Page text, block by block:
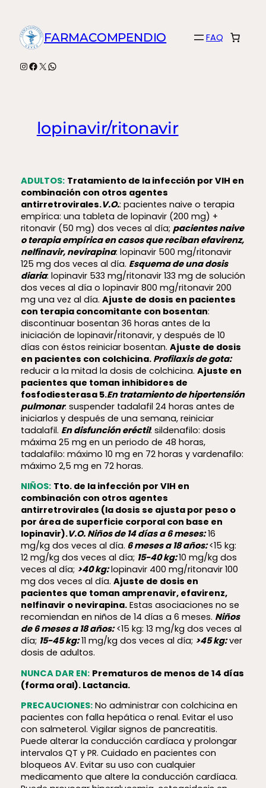
contenidoFARMACOMPENDIO FAQ
Instagram
Facebook
X WhatsApp
lopinavir/ritonavir
ADULTOS: Tratamiento de la infección por VIH en
combinación con otros agentes
antirretrovirales.V.O.: pacientes naive o terapia
empírica: una tableta de lopinavir (200 mg) +
ritonavir (50 mg) dos veces al día; pacientes naive
o terapia empírica en casos que reciban efavirenz,
nelfinavir, nevirapina: lopinavir 500 mg/ritonavir
125 mg dos veces al día. Esquema de una dosis
diaria: lopinavir 533 mg/ritonavir 133 mg de solución
dos veces al día o lopinavir 800 mg/ritonavir 200
mg una vez al día. Ajuste de dosis en pacientes
con terapia concomitante con bosentan:
discontinuar bosentan 36 horas antes de la
iniciación de lopinavir/ritonavir, y después de 10
días con éstos reiniciar bosentan. Ajuste de dosis
en pacientes con colchicina. Profilaxis de gota:
reducir a la mitad la dosis de colchicina. Ajuste en
pacientes que toman inhibidores de
fosfodiesterasa 5.En tratamiento de hipertensión
pulmonar: suspender tadalafil 24 horas antes de
iniciarlos y después de una semana, reiniciar
tadalafil. En disfunción eréctil: sildenafilo: dosis
máxima 25 mg en un periodo de 48 horas,
tadalafilo: máximo 10 mg en 72 horas y vardenafilo:
máximo 2,5 mg en 72 horas.
NIÑOS: Tto. de la infección por VIH en
combinación con otros agentes
antirretrovirales (la dosis se ajusta por peso o
por área de superficie corporal con base en
lopinavir).V.O. Niños de 14 días a 6 meses:16
mg/kg dos veces al día. 6 meses a 18 años:<15 kg:
12 mg/kg dos veces al día; 15-40 kg:10 mg/kg dos
veces al día; >40 kg:lopinavir 400 mg/ritonavir 100
mg dos veces al día. Ajuste de dosis en
pacientes que toman amprenavir, efavirenz,
nelfinavir o nevirapina.Estas asociaciones no se
recomiendan en niños de 14 días a 6 meses. Niños
de 6 meses a 18 años:<15 kg: 13 mg/kg dos veces al
día; 15-45 kg:11 mg/kg dos veces al día; >45 kg:ver
dosis de adultos.
NUNCA DAR EN: Prematuros de menos de 14 días
(forma oral). Lactancia.
PRECAUCIONES:No administrar con colchicina en
pacientes con falla hepática o renal. Evitar el uso
con salmeterol. Vigilar signos de pancreatitis.
Puede alterar la conducción cardíaca y prolongar
intervalos QT y PR. Cuidado en pacientes con
bloqueos AV. Evitar su uso con cualquier
medicamento que altere la conducción cardíaca.